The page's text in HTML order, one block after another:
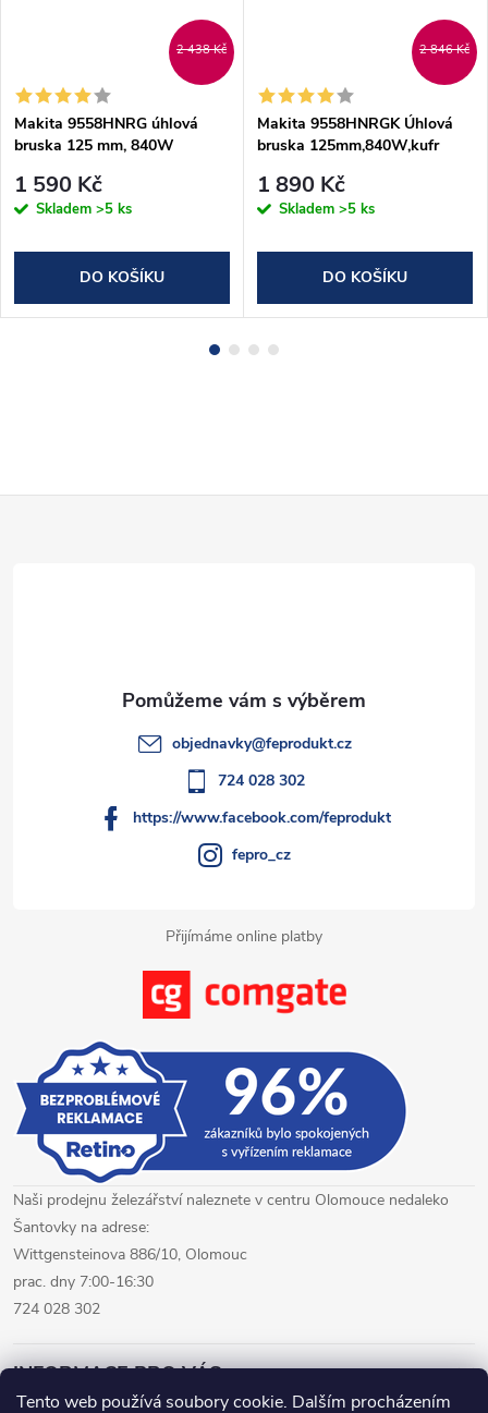
Tento web používá soubory cookie. Dalším procházením
2 438 Kč
Makita 9558HNRG úhlová
bruska 125 mm, 840W
1 590 Kč
Skladem >5 ks
DO KOŠÍKU
2 846 Kč
Makita 9558HNRGK Úhlová
bruska 125mm,840W,kufr
1 890 Kč
Skladem >5 ks
DO KOŠÍKU
Přijímáme online platby
objednavky@feprodukt.cz
724 028 302
https://www.facebook.com/feprodukt
fepro_cz
Naši prodejnu železářství naleznete v centru Olomouce nedaleko
Šantovky na adrese:
Wittgensteinova 886/10, Olomouc
prac. dny 7:00-16:30
724 028 302
INFORMACE PRO VÁS